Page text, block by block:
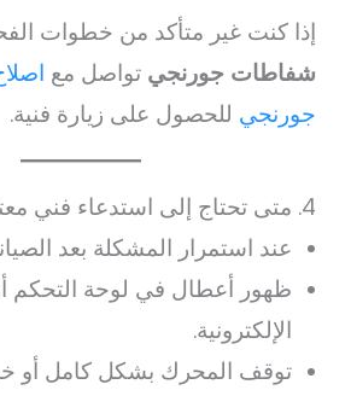
إذا كنت غير متأكد من خطوات
شفاطات جورنجي تواصل مع
جورنجي للحصول على زيارة فنية.
4. متى تحتاج إلى استدعاء فني معتمد؟
عند استمرار المشكلة بعد
ظهور أعطال في لوحة التحكم أو
الإلكترونية.
توقف المحرك بشكل كامل أو